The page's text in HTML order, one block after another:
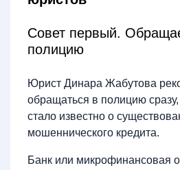
Совет первый.
полицию
Юрист Динара Жабутова
обращаться в полицию сразу,
стало известно о
мошеннического кредита.
Банк или микрофинансовая